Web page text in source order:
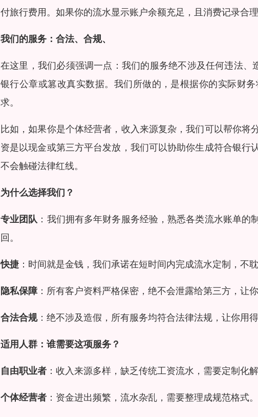
付旅行费用。如果你的流水显示账户余额充足，且消费记录合
我们的服务：合法、合规、
在这里，我们必须强调一点：我们的服务绝不涉及任何违法
银行公章或篡改真实数据。我们所做的，是根据你的实际财
求。
比如，如果你是个体经营者，收入来源复杂，我们可以帮你
资是以现金或第三方平台发放，我们可以协助你生成符合银
不会触碰法律红线。
为什么选择我们？
专业团队 ：我们拥有多年财务服务经验，熟悉各类流水账单
回。
快捷 ：时间就是金钱，我们承诺在短时间内完成流水定制，不
隐私保障：所有客户资料严格保密，绝不会泄露给第三方，让你
合法合规：绝不涉及造假，所有服务均符合法律法规，让你用得
适用人群：谁需要这项服务？
自由职业者 ：收入来源多样，缺乏传统工资流水，需要定制化解
个体经营者 ：资金进出频繁，流水杂乱，需要整理成规范格式。